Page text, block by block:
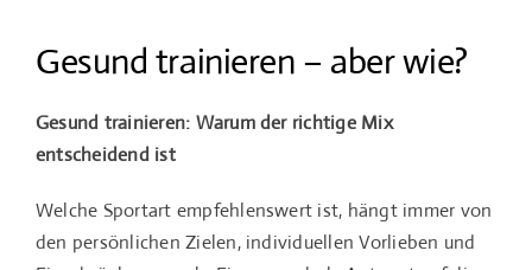
Referenzen
Kontakt
Gesund trainieren – aber wie?
Gesund trainieren: Warum der richtige Mix
entscheidend ist
Welche Sportart empfehlenswert ist, hängt immer von
den persönlichen Zielen, individuellen Vorlieben und